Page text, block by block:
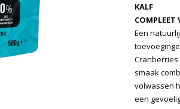
KALF
COMPLEET
Een
smaak
volwassen
een